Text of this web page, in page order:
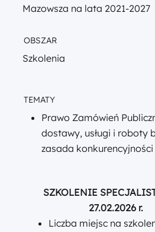
Mazowsza na lata 2021-2027
OBSZAR
Szkolenia
TEMATY
Prawo Zamówień
dostawy, usługi i roboty
zasada konkurencyjności
SZKOLENIE
27.02.2026 r.
Liczba miejsc na